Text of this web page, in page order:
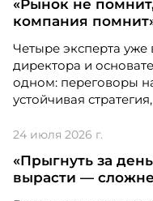
конференции по
персоналом
«Рынок не
компания
Четыре эксперта уже
директора и
одном: переговоры
устойчивая
карьерного
24 июля 2026 г.
«Прыгнуть за
вырасти —